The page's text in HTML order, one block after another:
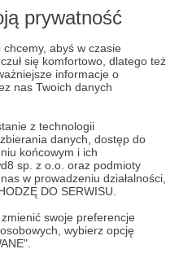
prywatność
abyś w czasie
się komfortowo, dlatego też
informacje o
nas Twoich danych
z technologii
danych, dostęp do
końcowym i ich
sp. z o.o. oraz podmioty
w prowadzeniu działalności,
DO SERWISU.
swoje preferencje
wybierz opcję
Patronów!
Marcin Walczakjuż